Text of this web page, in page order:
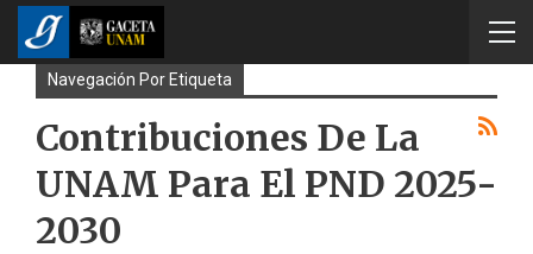
Navegación Por Etiqueta
Contribuciones De La
UNAM Para El PND 2025-
2030